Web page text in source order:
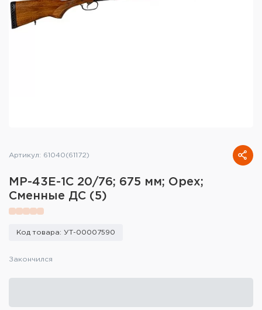
Обувь
Инструмент для заточки
Сумки и рюкзаки
Артикул: 61040(61172)
МР-43Е-1С 20/76; 675 мм; Орех;
Сменные ДС (5)
Код товара: УТ-00007590
Закончился